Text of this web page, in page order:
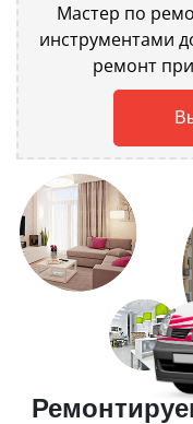
Мастер по
инструментами
ремонт